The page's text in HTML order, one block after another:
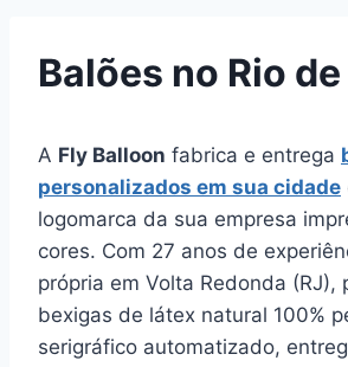
Balões no Rio
A Fly Balloon fabrica e entrega
personalizados em sua cidade
logomarca da sua empresa
cores. Com 27 anos de
própria em Volta Redonda (RJ),
bexigas de látex natural 100%
serigráfico automatizado,